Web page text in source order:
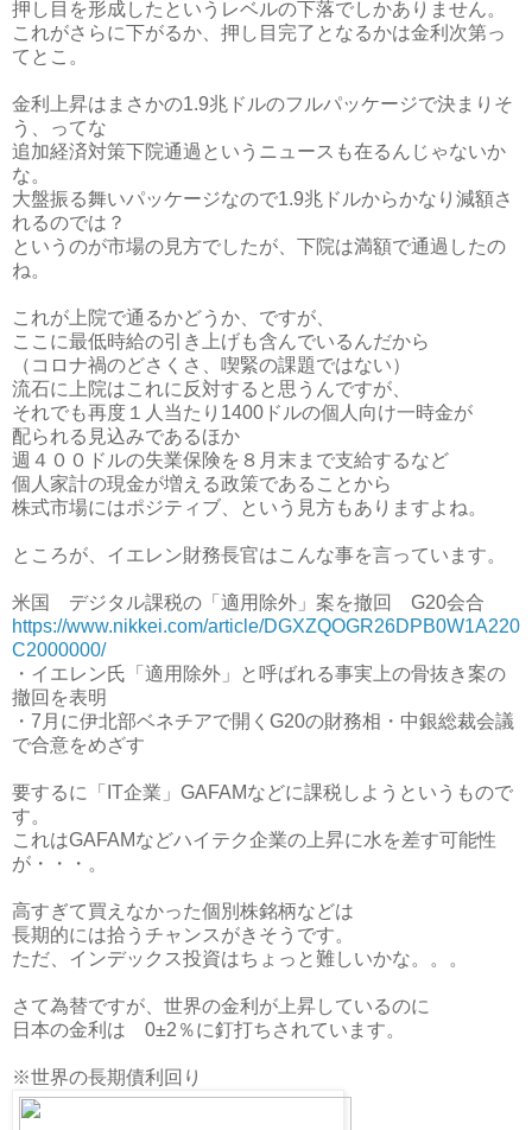
押し目を形成したというレベルの下落でしかありません。
これがさらに下がるか、押し目完了となるかは金利次第っ
てとこ。
金利上昇はまさかの1.9兆ドルのフルパッケージで決まりそ
う、ってな
追加経済対策下院通過というニュースも在るんじゃないか
な。
大盤振る舞いパッケージなので1.9兆ドルからかなり減額さ
れるのでは？
というのが市場の見方でしたが、下院は満額で通過したの
ね。
これが上院で通るかどうか、ですが、
ここに最低時給の引き上げも含んでいるんだから
（コロナ禍のどさくさ、喫緊の課題ではない）
流石に上院はこれに反対すると思うんですが、
それでも再度１人当たり1400ドルの個人向け一時金が
配られる見込みであるほか
週４００ドルの失業保険を８月末まで支給するなど
個人家計の現金が増える政策であることから
株式市場にはポジティブ、という見方もありますよね。
ところが、イエレン財務長官はこんな事を言っています。
米国 デジタル課税の「適用除外」案を撤回 G20会合
https://www.nikkei.com/article/DGXZQOGR26DPB0W1A220
C2000000/
・イエレン氏「適用除外」と呼ばれる事実上の骨抜き案の
撤回を表明
・7月に伊北部ベネチアで開くG20の財務相・中銀総裁会議
で合意をめざす
要するに「IT企業」GAFAMなどに課税しようというもので
す。
これはGAFAMなどハイテク企業の上昇に水を差す可能性
が・・・。
高すぎて買えなかった個別株銘柄などは
長期的には拾うチャンスがきそうです。
ただ、インデックス投資はちょっと難しいかな。。。
さて為替ですが、世界の金利が上昇しているのに
日本の金利は 0±2％に釘打ちされています。
※世界の長期債利回り